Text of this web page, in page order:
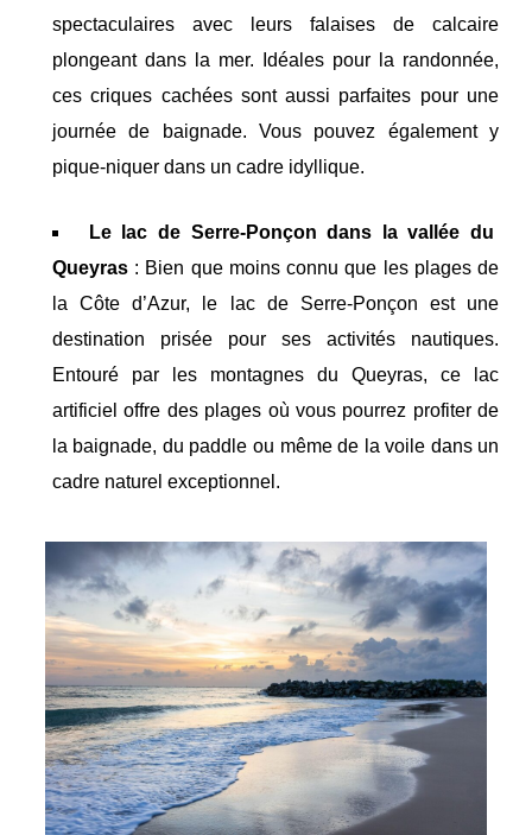
spectaculaires avec leurs falaises de calcaire
plongeant dans la mer. Idéales pour la randonnée,
ces criques cachées sont aussi parfaites pour une
journée de baignade. Vous pouvez également y
pique-niquer dans un cadre idyllique.
Le lac de Serre-Ponçon dans la vallée du
Queyras: Bien que moins connu que les plages de
la Côte d’Azur, le lac de Serre-Ponçon est une
destination prisée pour ses activités nautiques.
Entouré par les montagnes du Queyras, ce lac
artificiel offre des plages où vous pourrez profiter de
la baignade, du paddle ou même de la voile dans un
cadre naturel exceptionnel.